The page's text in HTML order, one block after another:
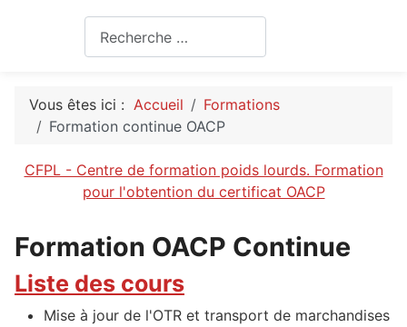
Vous êtes ici : Accueil
Formations
Formation continue OACP
CFPL - Centre de formation poids lourds. Formation
pour l'obtention du certificat OACP
Formation OACP Continue
Liste des cours
Mise à jour de l'OTR et transport de marchandises